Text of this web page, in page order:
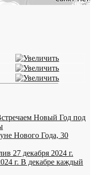
Новый Год под
Нового Года, 30
27 декабря 2024 г.
г. В декабре каждый